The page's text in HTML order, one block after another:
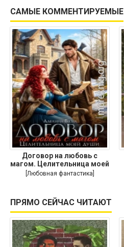
САМЫЕ КОММЕНТИРУЕМЫЕ
Договор на любовь с
магом. Целительница моей
души
[Любовная фантастика]
ПРЯМО СЕЙЧАС ЧИТАЮТ